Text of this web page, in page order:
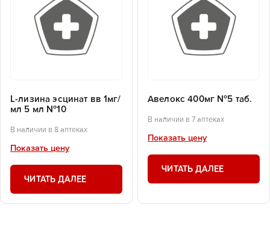
L-лизина эсцинат вв 1мг/
мл 5 мл №10
В наличии в 8 аптеках
Показать цену
ЧИТАТЬ ДАЛЕЕ
Авелокс 400мг №5 таб.
В наличии в 7 аптеках
Показать цену
ЧИТАТЬ ДАЛЕЕ